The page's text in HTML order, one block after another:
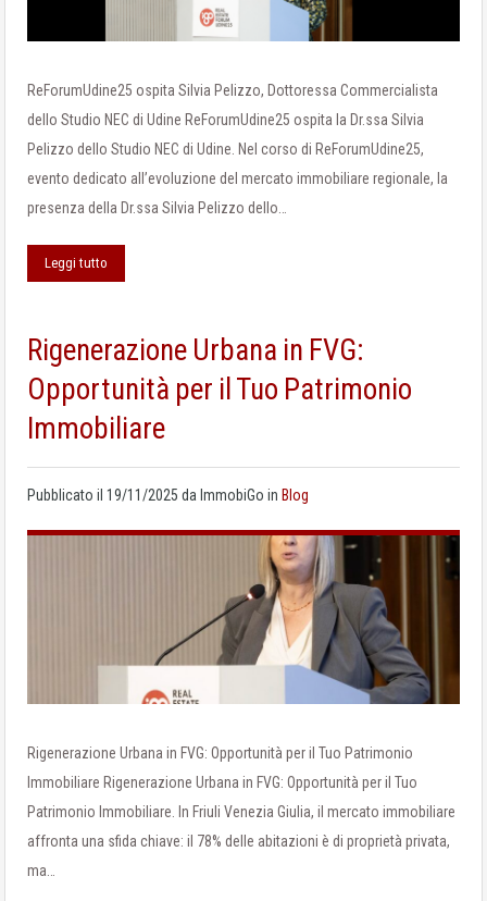
ReForumUdine25 ospita Silvia Pelizzo, Dottoressa Commercialista
dello Studio NEC di Udine ReForumUdine25 ospita la Dr.ssa Silvia
Pelizzo dello Studio NEC di Udine. Nel corso di ReForumUdine25,
evento dedicato all’evoluzione del mercato immobiliare regionale, la
presenza della Dr.ssa Silvia Pelizzo dello…
Leggi tutto
Rigenerazione Urbana in FVG:
Opportunità per il Tuo Patrimonio
Immobiliare
Pubblicato il 19/11/2025 da ImmobiGo in Blog
Rigenerazione Urbana in FVG: Opportunità per il Tuo Patrimonio
Immobiliare Rigenerazione Urbana in FVG: Opportunità per il Tuo
Patrimonio Immobiliare. In Friuli Venezia Giulia, il mercato immobiliare
affronta una sfida chiave: il 78% delle abitazioni è di proprietà privata,
ma…